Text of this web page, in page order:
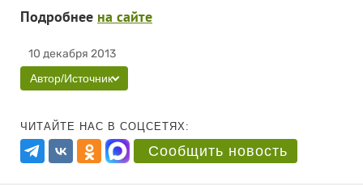
Подробнее на сайте
10 декабря 2013
Автор/Источник
ЧИТАЙТЕ НАС В СОЦСЕТЯХ:
Сообщить новость